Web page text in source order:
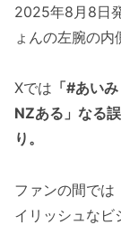
2025年8月8日
ょんの左腕の内
Xでは 「#あい
NZある」なる
り。
ファンの間では
イリッシュなビ